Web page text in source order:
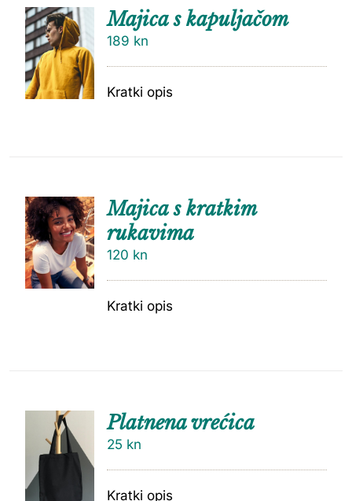
U
KOŠARI
Majica s kapuljačom
189 kn
Kratki opis
DODAJ
U
CU
Majica s kratkim
rukavima
120 kn
Kratki opis
DODAJ
Platnena vrećica
25 kn
Kratki opis